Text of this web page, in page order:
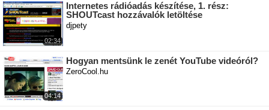
02:34
Internetes rádióadás készítése, 1. rész:
SHOUTcast hozzávalók letöltése
djpety
04:14
Hogyan mentsünk le zenét YouTube videóról?
ZeroCool.hu